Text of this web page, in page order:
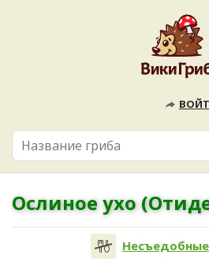
Ослиное ухо